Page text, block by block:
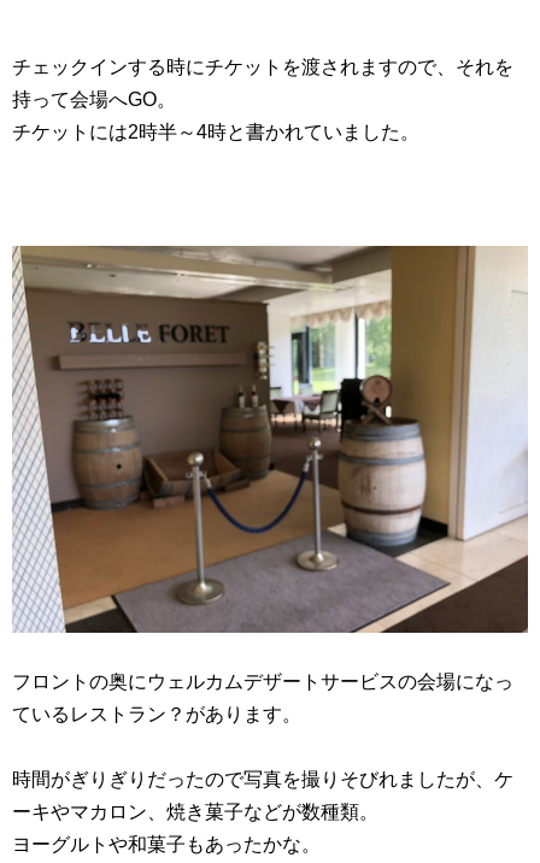
チェックインする時にチケットを渡されますので、それを
持って会場へGO。
チケットには2時半～4時と書かれていました。
フロントの奥にウェルカムデザートサービスの会場になっ
ているレストラン？があります。
時間がぎりぎりだったので写真を撮りそびれましたが、ケ
ーキやマカロン、焼き菓子などが数種類。
ヨーグルトや和菓子もあったかな。